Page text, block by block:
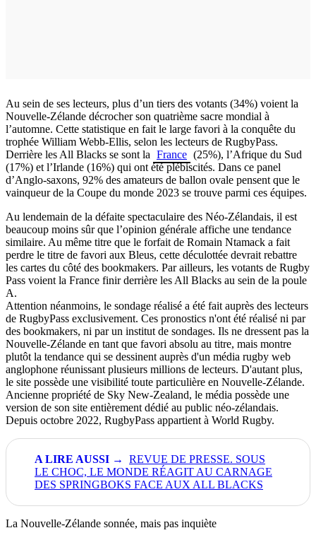
Au sein de ses lecteurs, plus d’un tiers des votants (34%) voient la
Nouvelle-Zélande décrocher son quatrième sacre mondial à
l’automne. Cette statistique en fait le large favori à la conquête du
trophée William Webb-Ellis, selon les lecteurs de RugbyPass.
Derrière les All Blacks se sont la France (25%), l’Afrique du Sud
(17%) et l’Irlande (16%) qui ont été plébiscités. Dans ce panel
d’Anglo-saxons, 92% des amateurs de ballon ovale pensent que le
vainqueur de la Coupe du monde 2023 se trouve parmi ces équipes.
Au lendemain de la défaite spectaculaire des Néo-Zélandais, il est
beaucoup moins sûr que l’opinion générale affiche une tendance
similaire. Au même titre que le forfait de Romain Ntamack a fait
perdre le titre de favori aux Bleus, cette déculottée devrait rebattre
les cartes du côté des bookmakers. Par ailleurs, les votants de Rugby
Pass voient la France finir derrière les All Blacks au sein de la poule
A.
Attention néanmoins, le sondage réalisé a été fait auprès des lecteurs
de RugbyPass exclusivement. Ces pronostics n'ont été réalisé ni par
des bookmakers, ni par un institut de sondages. Ils ne dressent pas la
Nouvelle-Zélande en tant que favori absolu au titre, mais montre
plutôt la tendance qui se dessinent auprès d'un média rugby web
anglophone réunissant plusieurs millions de lecteurs. D'autant plus,
le site possède une visibilité toute particulière en Nouvelle-Zélande.
Ancienne propriété de Sky New-Zealand, le média possède une
version de son site entièrement dédié au public néo-zélandais.
Depuis octobre 2022, RugbyPass appartient à World Rugby.
REVUE DE PRESSE. SOUS
LE CHOC, LE MONDE RÉAGIT AU CARNAGE
DES SPRINGBOKS FACE AUX ALL BLACKS
La Nouvelle-Zélande sonnée, mais pas inquiète